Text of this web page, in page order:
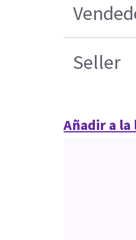
Seller
Añadir a la